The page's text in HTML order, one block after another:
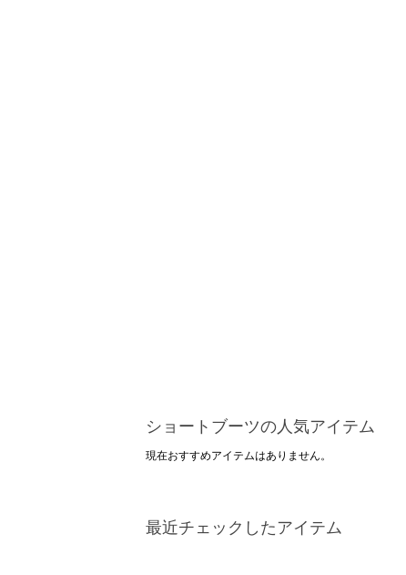
ショートブーツの人気アイテム
現在おすすめアイテムはありません。
最近チェックしたアイテム